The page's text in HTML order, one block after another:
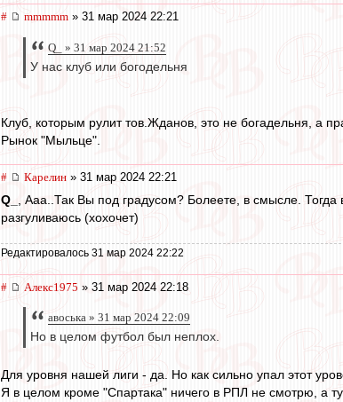
# mmmmm » 31 мар 2024 22:21
Q_ » 31 мар 2024 21:52
У нас клуб или богодельня
Клуб, которым рулит тов.Жданов, это не богадельня, а
Рынок "Мыльце".
# Карелин » 31 мар 2024 22:21
Q_ , Ааа..Так Вы под градусом? Болеете, в смысле.
разгуливаюсь (хохочет)
Редактировалось 31 мар 2024 22:22
# Алекс1975 » 31 мар 2024 22:18
авоська » 31 мар 2024 22:09
Но в целом футбол был неплох.
Для уровня нашей лиги - да. Но как сильно упал этот
Я в целом кроме "Спартака" ничего в РПЛ не смотрю, а